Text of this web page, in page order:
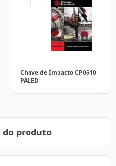
Chave de Impacto CP0610
PALED
do produto